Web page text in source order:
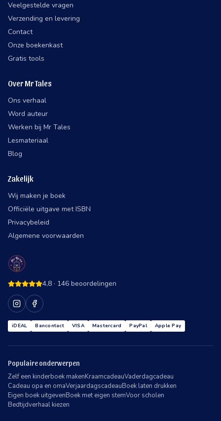
Veelgestelde vragen
Verzending en levering
Contact
Onze boekenkast
Gratis tools
Over Mr Tales
Ons verhaal
Word auteur
Werken bij Mr Tales
Lesmateriaal
Blog
Zakelijk
Wij maken je boek
Officiële uitgave met ISBN
Privacybeleid
Algemene voorwaarden
4,8 · 146 beoordelingen
iDEAL Bancontact VISA Mastercard PayPal Apple Pay
Populaire onderwerpen
Zelf een kinderboek makenKraamcadeauVaderdagcadeau
Cadeau opa en omaVerjaardagscadeauBoek laten drukken
Eigen boek uitgevenBoek met eigen stemVoor scholen
Bedtijdverhaal kiezen